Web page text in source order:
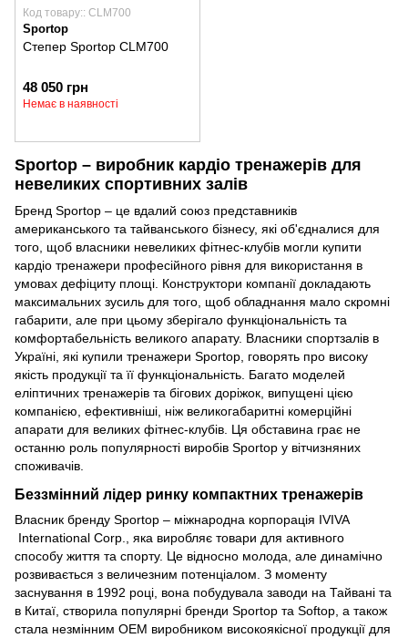
Код товару:: CLM700
Sportop
Степер Sportop CLM700
48 050 грн
Немає в наявності
Sportop – виробник кардіо тренажерів для
невеликих спортивних залів
Бренд Sportop – це вдалий союз представників
американського та тайванського бізнесу, які об'єдналися для
того, щоб власники невеликих фітнес-клубів могли купити
кардіо тренажери професійного рівня для використання в
умовах дефіциту площі. Конструктори компанії докладають
максимальних зусиль для того, щоб обладнання мало скромні
габарити, але при цьому зберігало функціональність та
комфортабельність великого апарату. Власники спортзалів в
Україні, які купили тренажери Sportop, говорять про високу
якість продукції та її функціональність. Багато моделей
еліптичних тренажерів та бігових доріжок, випущені цією
компанією, ефективніші, ніж великогабаритні комерційні
апарати для великих фітнес-клубів. Ця обставина грає не
останню роль популярності виробів Sportop у вітчизняних
споживачів.
Беззмінний лідер ринку компактних тренажерів
Власник бренду Sportop – міжнародна корпорація IVIVA
International Corp., яка виробляє товари для активного
способу життя та спорту. Це відносно молода, але динамічно
розвивається з величезним потенціалом. З моменту
заснування в 1992 році, вона побудувала заводи на Тайвані та
в Китаї, створила популярні бренди Sportop та Softop, а також
стала незмінним ОЕМ виробником високоякісної продукції для